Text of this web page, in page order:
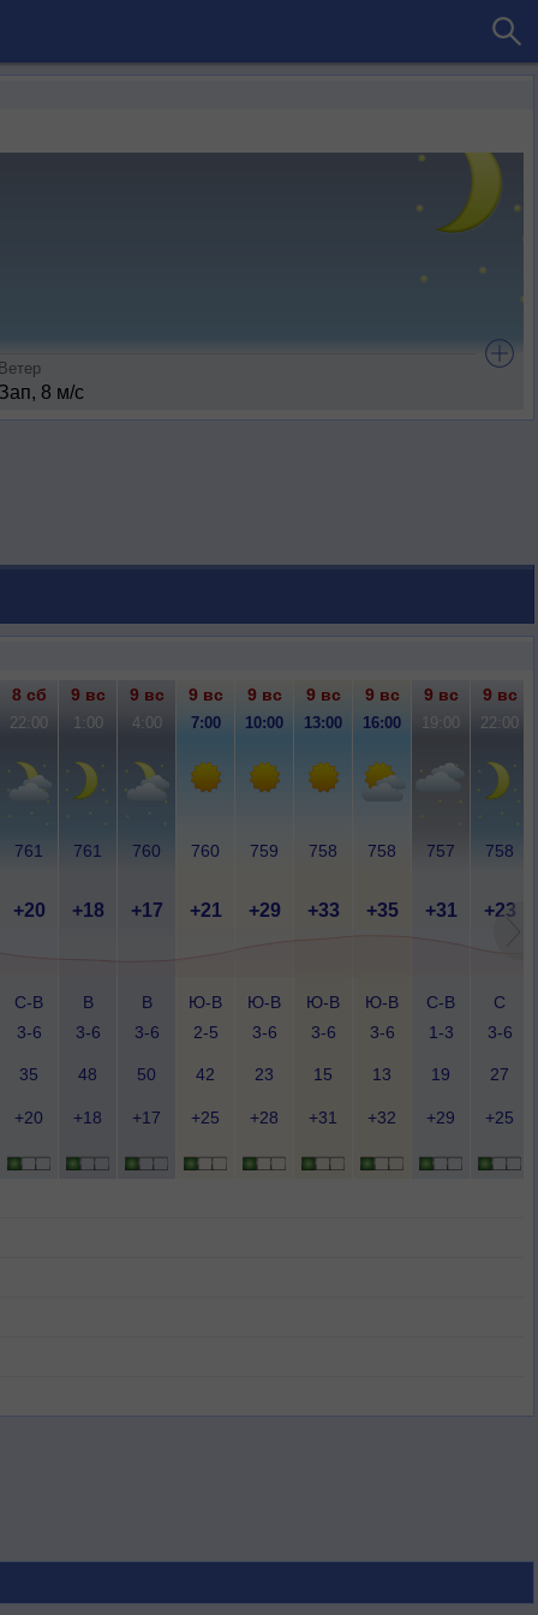
8 м/с
8 сб 9 вс 9 вс 9 вс 9 вс 9 вс 9 вс 9 вс 9 вс
22:00 1:00 4:00 7:00 10:00 13:00 16:00 19:00 22:00
761 761 760 760 759 758 758 757 758
+20 +18 +17 +21 +29 +33 +35 +31 +23
С-В
3-6
В
3-6
В
3-6
Ю-В
2-5
Ю-В
3-6
Ю-В
3-6
Ю-В
3-6
С-В
1-3
С
3-6
35 48 50 42 23 15 13 19 27
+20 +18 +17 +25 +28 +31 +32 +29 +25